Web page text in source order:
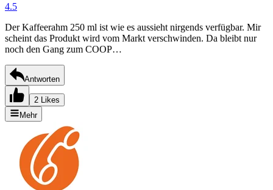
4.5
Der Kaffeerahm 250 ml ist wie es aussieht nirgends verfügbar. Mir
scheint das Produkt wird vom Markt verschwinden. Da bleibt nur
noch den Gang zum COOP…
Antworten
2 Likes
Mehr